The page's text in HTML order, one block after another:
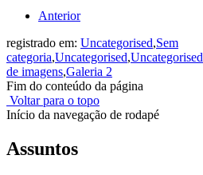
Anterior
registrado em: Uncategorised,Sem
categoria,Uncategorised,Uncategorised
de imagens,Galeria 2
Fim do conteúdo da página
Voltar para o topo
Início da navegação de rodapé
Assuntos